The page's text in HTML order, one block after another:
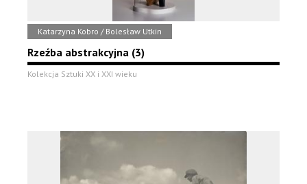
Katarzyna Kobro / Bolesław Utkin
Rzeźba abstrakcyjna (3)
Kolekcja Sztuki XX i XXI wieku